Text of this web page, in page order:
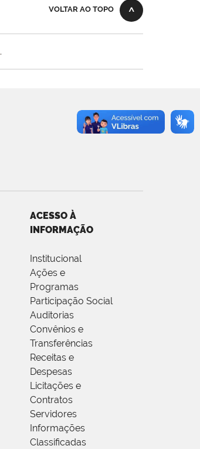
VOLTAR AO TOPO
.
ACESSO À
INFORMAÇÃO
Institucional
Ações e
Programas
Participação Social
Auditorias
Convênios e
Transferências
Receitas e
Despesas
Licitações e
Contratos
Servidores
Informações
Classificadas